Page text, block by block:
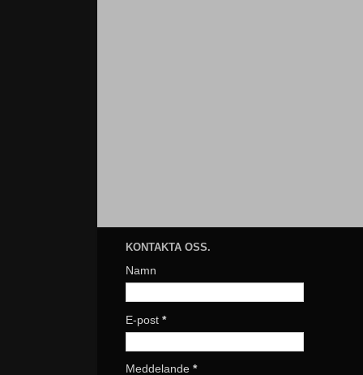
KONTAKTA OSS.
Namn
E-post *
Meddelande *